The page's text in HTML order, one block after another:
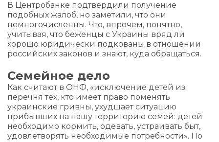
В Центробанке подтвердили получение
подобных жалоб, но заметили, что они
немногочисленны. Что, впрочем, понятно,
учитывая, что беженцы с Украины вряд ли
хорошо юридически подкованы в отношении
российских законов и знают, куда обращаться.
Семейное дело
Как считают в ОНФ, «исключение детей из
перечня тех, кто имеет право поменять
украинские гривны, ухудшает ситуацию
прибывших на нашу территорию семей: детей
необходимо кормить, одевать, устраивать быт,
удовлетворять необходимые потребности». По